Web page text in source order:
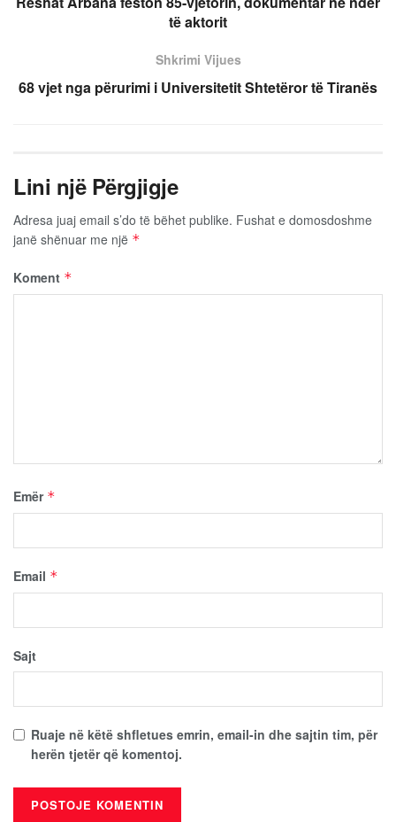
të aktorit
Shkrimi Vijues
68 vjet nga përurimi i Universitetit Shtetëror të Tiranës
Lini një Përgjigje
Adresa juaj email s’do të bëhet publike. Fushat e domosdoshme
janë shënuar me një *
Koment *
Emër *
Email *
Sajt
Ruaje në këtë shfletues emrin, email-in dhe sajtin tim, për
herën tjetër që komentoj.